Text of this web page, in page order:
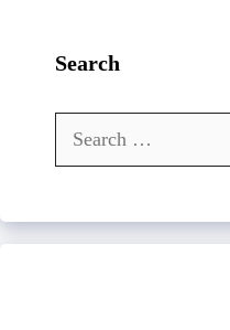
Search
Search
for: